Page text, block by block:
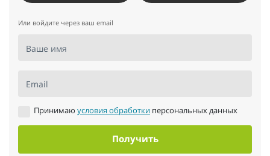
Или войдите через ваш email
Ваше имя
Email
Принимаю условия обработки персональных данных
Получить